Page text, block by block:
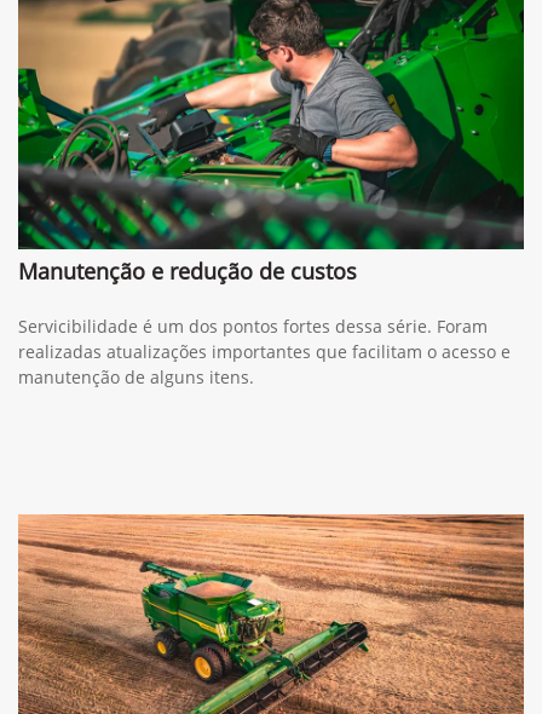
Manutenção e redução de custos
Servicibilidade é um dos pontos fortes dessa série. Foram
realizadas atualizações importantes que facilitam o acesso e
manutenção de alguns itens.